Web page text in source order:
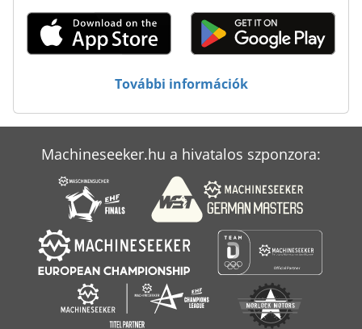
Tp 201
További információk
Machineseeker.hu a hivatalos szponzora: